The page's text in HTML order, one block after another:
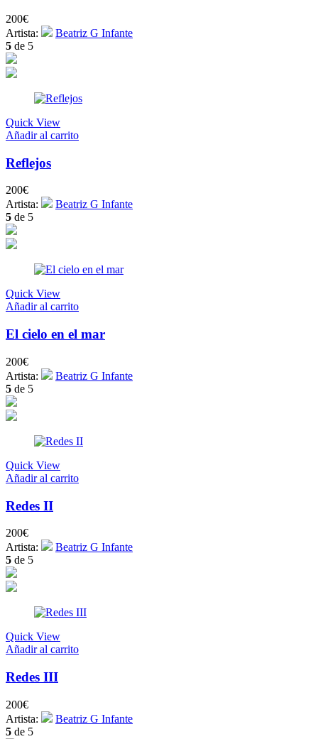
200€
Artista:
Beatriz G Infante
5 de 5
Quick View
Añadir al carrito
Reflejos
200€
Artista:
Beatriz G Infante
5 de 5
Quick View
Añadir al carrito
El cielo en el mar
200€
Artista:
Beatriz G Infante
5 de 5
Quick View
Añadir al carrito
Redes II
200€
Artista:
Beatriz G Infante
5 de 5
Quick View
Añadir al carrito
Redes III
200€
Artista:
Beatriz G Infante
5 de 5